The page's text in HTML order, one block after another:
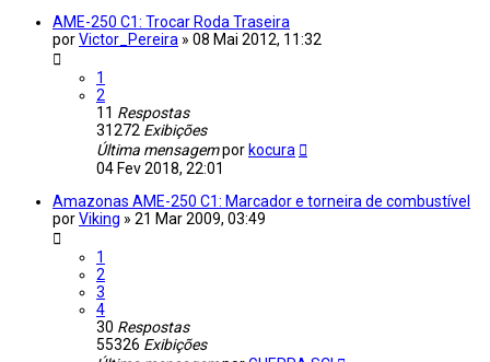
AME-250 C1: Trocar Roda Traseira
porVictor_Pereira » 08 Mai 2012, 11:32
1
2
11 Respostas
31272 Exibições
Última mensagempor kocura
04 Fev 2018, 22:01
Amazonas AME-250 C1: Marcador e torneira de combustível
porViking » 21 Mar 2009, 03:49
1
2
3
4
30 Respostas
55326 Exibições